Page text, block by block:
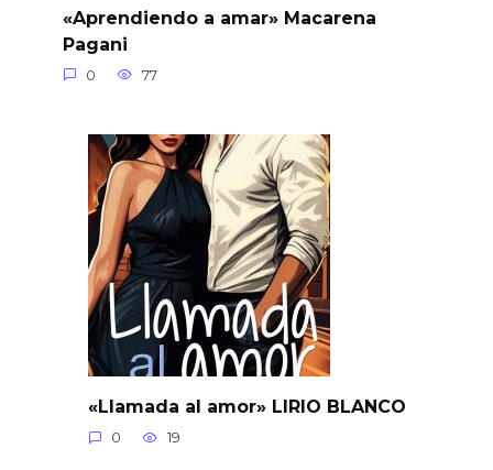
«Aprendiendo a amar» Macarena
Pagani
0 77
«Llamada al amor» LIRIO BLANCO
0 19